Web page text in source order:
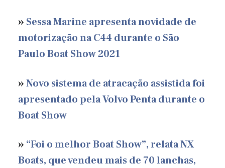
» Sessa Marine apresenta novidade de
motorização na C44 durante o São
Paulo Boat Show 2021
»Novo sistema de atracação assistida foi
apresentado pela Volvo Penta durante o
Boat Show
» “Foi o melhor Boat Show”, relata NX
Boats, que vendeu mais de 70 lanchas,